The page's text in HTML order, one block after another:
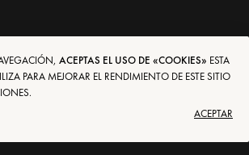
IT ES ENVÍOS/DEVOLUCIONES
ACEPTAS EL USO DE «COOKIES» ESTA
PARA MEJORAR EL RENDIMIENTO DE ESTE SITIO
ACEPTAR